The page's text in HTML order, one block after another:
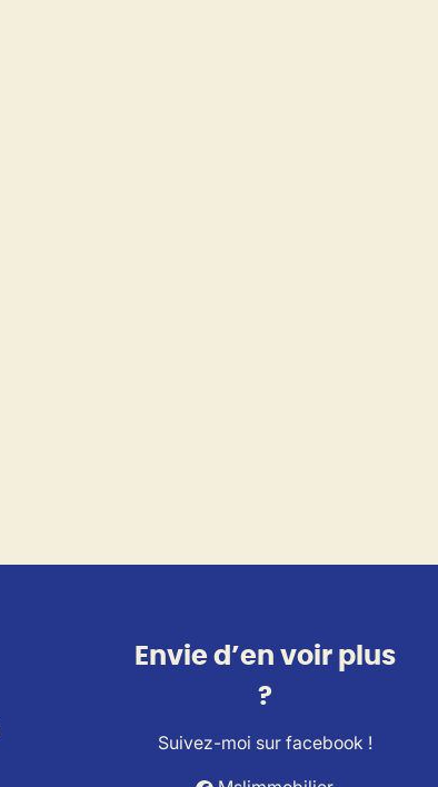
Envie d’en voir plus
?
Suivez-moi sur facebook !